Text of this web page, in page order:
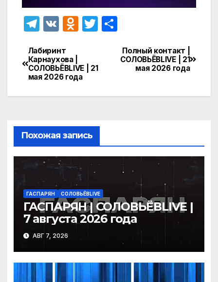
T
e
gr
a
m
V
O
o
kl
a
s
ni
ki
T
er
п
в
ь
Навигация
по
записям
Полный контакт |
СОЛОВЬЁВLIVE | 21
мая 2026 года
Лабиринт
Карнаухова |
СОЛОВЬЁВLIVE | 21
мая 2026 года
Похожая запись
ГАСПАРЯН СОЛОВЬЁВLIVE
ГАСПАРЯН | СОЛОВЬЁВLIVE |
7 августа 2026 года
АВГ 7, 2026